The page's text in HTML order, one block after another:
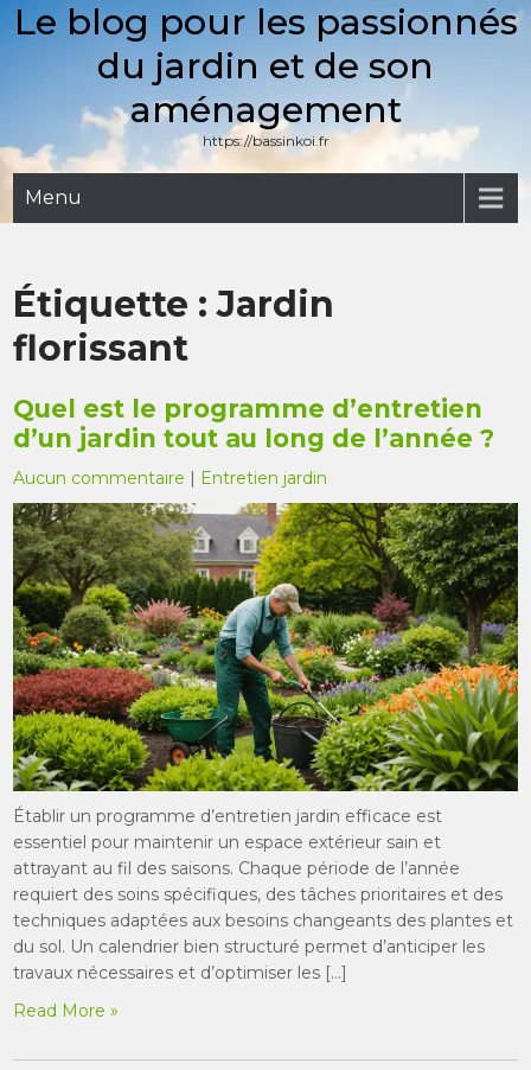
SkipLe blog pour les passionnés
du jardin et de son
aménagement
https://bassinkoi.fr
Menu
Étiquette :Jardin
florissant
Quel est le programme d’entretien
d’un jardin tout au long de l’année ?
Aucun commentaire | Entretien jardin
Établir un programme d’entretien jardin efficace est
essentiel pour maintenir un espace extérieur sain et
attrayant au fil des saisons. Chaque période de l’année
requiert des soins spécifiques, des tâches prioritaires et des
techniques adaptées aux besoins changeants des plantes et
du sol. Un calendrier bien structuré permet d’anticiper les
travaux nécessaires et d’optimiser les […]
Read More »